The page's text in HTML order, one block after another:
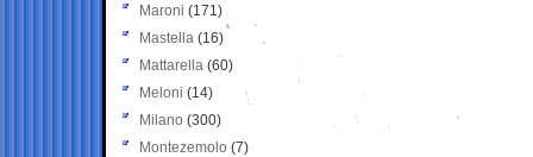
Maroni (171)
Mastella (16)
Mattarella (60)
Meloni (14)
Milano (300)
Montezemolo (7)